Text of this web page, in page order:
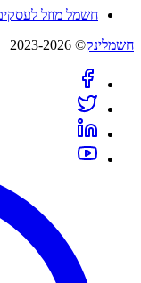
חשמל מוזל
חשמלינק© 2023-2026